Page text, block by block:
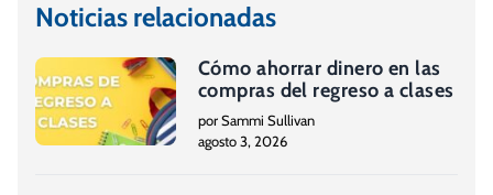
Noticias relacionadas
Cómo ahorrar dinero en las
compras del regreso a clases
por Sammi Sullivan
agosto 3, 2026